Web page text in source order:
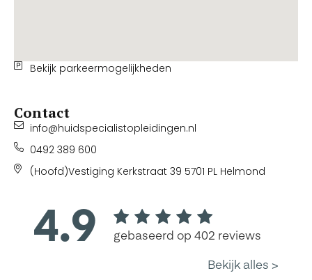
Bekijk parkeermogelijkheden
Contact
info@huidspecialistopleidingen.nl
0492 389 600
(Hoofd)Vestiging Kerkstraat 39 5701 PL Helmond